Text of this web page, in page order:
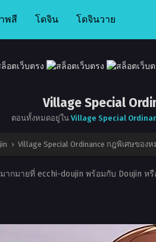
พสี โดจิน โดจินวาย
Village Special
ตอนทั้งหมดอยู่ใน Village Special
› Village Special Ordinance กฎพิเศษของ
ากมายที่ ecchi-doujin พร้อมกับ Doujin ห